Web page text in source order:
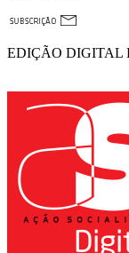
EDIÇÃO DIGITAL